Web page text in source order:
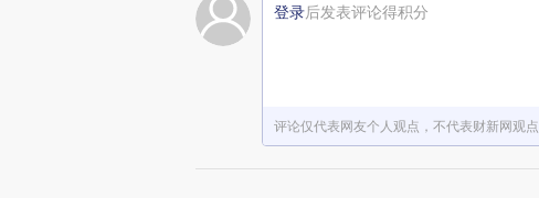
登录后发表评论得积分
评论仅代表网友个人观点，不代表财新网观点